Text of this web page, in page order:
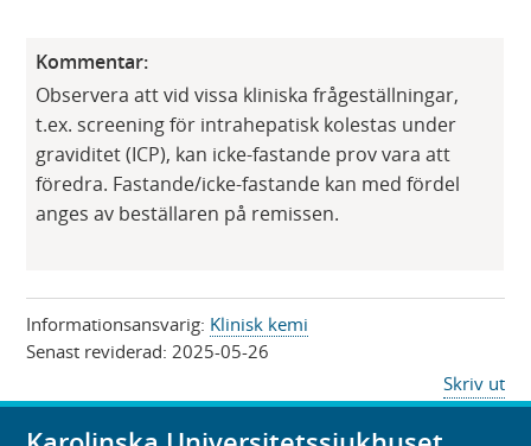
Kommentar:
Observera att vid vissa kliniska frågeställningar,
t.ex. screening för intrahepatisk kolestas under
graviditet (ICP), kan icke-fastande prov vara att
föredra. Fastande/icke-fastande kan med fördel
anges av beställaren på remissen.
Informationsansvarig: Klinisk kemi
Senast reviderad:2025-05-26
Skriv ut